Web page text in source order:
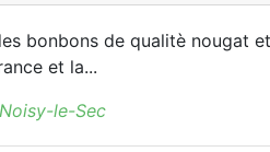
bonbons de qualitè nougat
et la...
le-Sec